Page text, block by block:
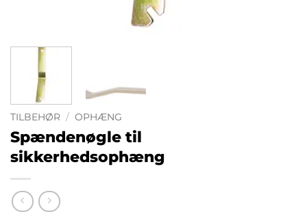
TILBEHØR / OPHÆNG
Spændenøgle til
sikkerhedsophæng